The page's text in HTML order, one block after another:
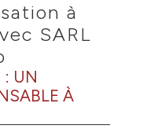
à
SARL
: UN
À